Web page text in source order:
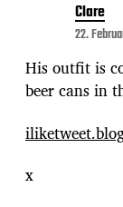
Clare
22.
His outfit is
beer cans in
x